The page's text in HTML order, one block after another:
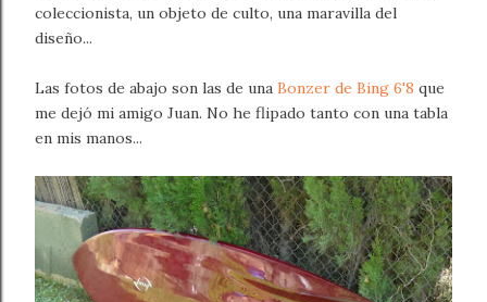
coleccionista, un objeto de culto, una maravilla del
diseño...
Las fotos de abajo son las de una Bonzer de Bing 6'8 que
me dejó mi amigo Juan. No he flipado tanto con una tabla
en mis manos...